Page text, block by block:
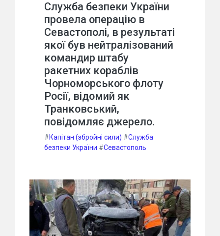
Служба безпеки України
провела операцію в
Севастополі, в результаті
якої був нейтралізований
командир штабу
ракетних кораблів
Чорноморського флоту
Росії, відомий як
Транковський,
повідомляє джерело.
#Капітан (збройні сили) #Служба
безпеки України #Севастополь